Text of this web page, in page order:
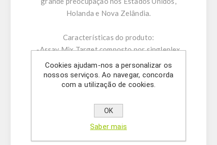
Holanda e Nova Zelândia.
Características do produto:
-Assay Mix Target composto por singleplex
misturas de primers diretos/reversos
específicos e sonda.
-Tampão de ressuspensão
- (OPCIONAL) Controlo Interno
- Solução Mastermix
Cookies ajudam-nos a personalizar os
nossos serviços. Ao navegar, concorda
com a utilização de cookies.
OK
Saber mais